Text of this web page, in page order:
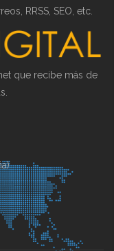
RRSS, SEO, etc.
que recibe más de